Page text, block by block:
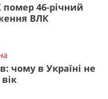
46-річний
ВЛК
чому в Україні не